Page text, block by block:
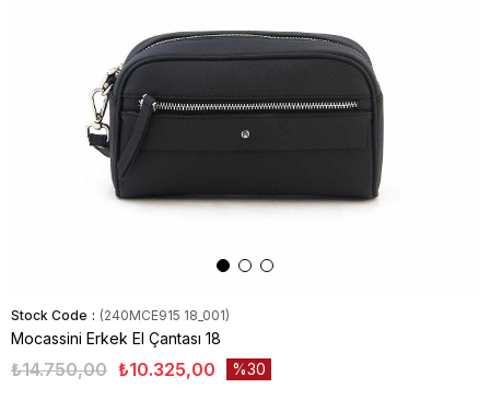
Stock Code (240MCE915 18_001)
Mocassini Erkek El Çantası 18
₺14.750,00 ₺10.325,00 30